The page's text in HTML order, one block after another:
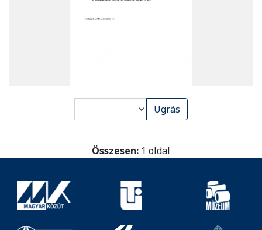
oldal
megjelenítésre
Ugrás
Összesen: 1 oldal